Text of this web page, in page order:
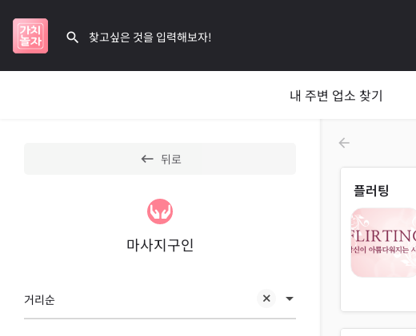
내 주변 업소 찾기
뒤로
마사지구인
거리순
플러팅